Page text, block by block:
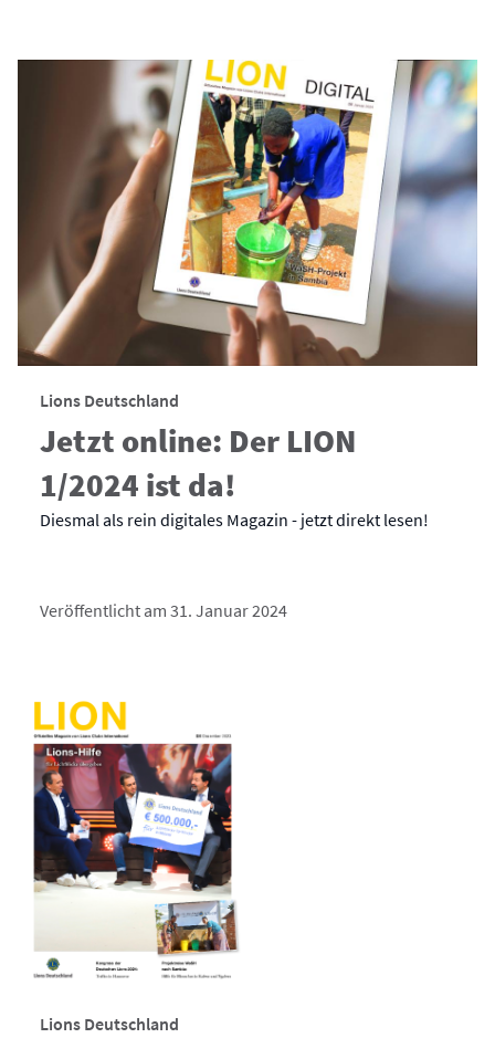
Lions Deutschland
Jetzt online: Der LION
1/2024 ist da!
Diesmal als rein digitales Magazin - jetzt direkt lesen!
Veröffentlicht am 31. Januar 2024
Lions Deutschland